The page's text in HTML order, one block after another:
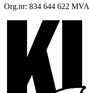
Org.nr: 834 644 622 MVA